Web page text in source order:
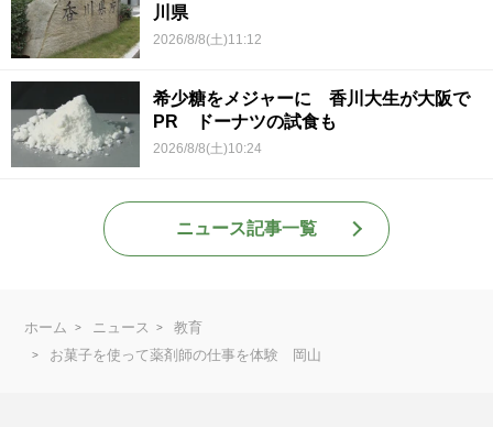
川県
2026/8/8(土)11:12
希少糖をメジャーに 香川大生が大阪で
PR ドーナツの試食も
2026/8/8(土)10:24
ニュース記事一覧
ホーム ニュース
教育
お菓子を使って薬剤師の仕事を体験 岡山